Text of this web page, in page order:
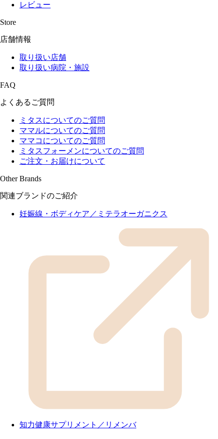
レビュー
Store
店舗情報
取り扱い店舗
取り扱い病院・施設
FAQ
よくあるご質問
ミタスについてのご質問
ママルについてのご質問
ママコについてのご質問
ミタスフォーメンについてのご質問
ご注文・お届けについて
Other Brands
関連ブランドのご紹介
妊娠線・ボディケア／ミテラオーガニクス
知力健康サプリメント／リメンバ